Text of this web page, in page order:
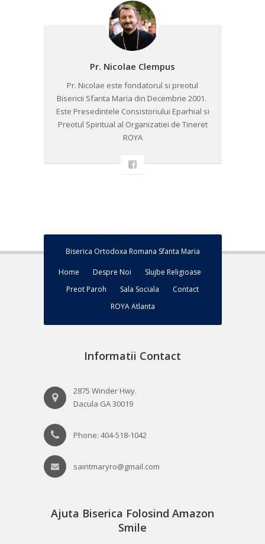
Pr. Nicolae Clempus
Pr. Nicolae este fondatorul si preotul
Bisericii Sfanta Maria din Decembrie 2001. ​
Este Presedintele Consistoriului Eparhial si
Preotul Spiritual al Organizatiei de Tineret
ROYA
Biserica Ortodoxa Romana Sfanta Maria
Home Despre Noi
Slujbe Religioase
Preot Paroh
Sala Sociala
Contact
ROYA Atlanta
Informatii Contact
2875 Winder Hwy.
Dacula GA 30019
Phone: 404-518-1042
saintmaryro@gmail.com
Ajuta Biserica Folosind Amazon
Smile